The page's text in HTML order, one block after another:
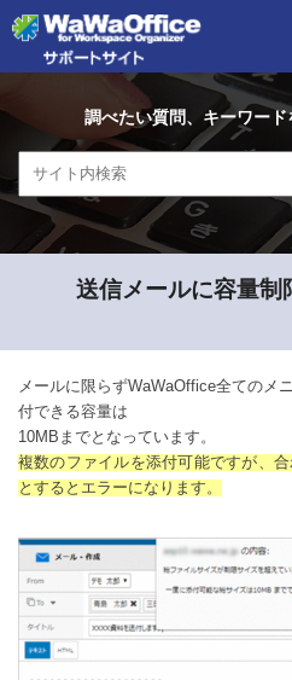
調べたい質問、キーワー
送信メールに容量制
メールに限らずWaWaOffice全てのメ
付できる容量は
10MBまでとなっています。
複数のファイルを添付可能ですが、
とするとエラーになります。